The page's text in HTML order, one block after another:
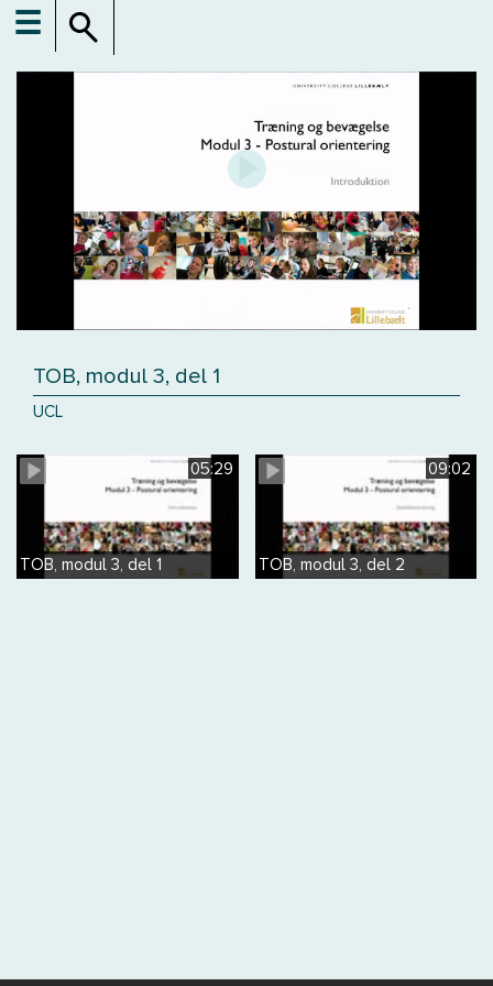
☰
TOB, modul 3, del 1
UCL
05:29
TOB, modul 3, del 1
09:02
TOB, modul 3, del 2